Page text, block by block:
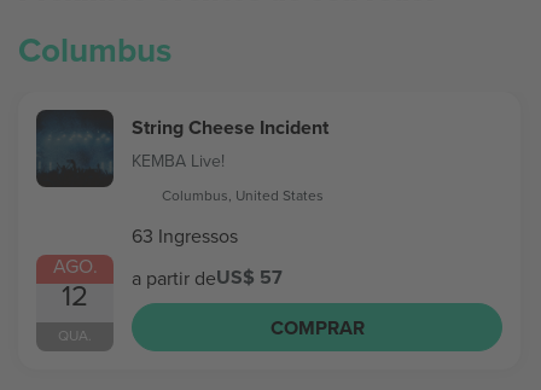
Columbus
AGO.
12
QUA.
String Cheese Incident
KEMBA Live!
Columbus, United States
63 Ingressos
a partir deUS$ 57
COMPRAR